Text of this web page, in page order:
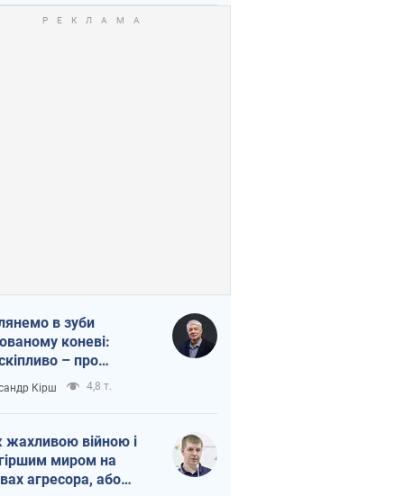
в зуби
коневі:
– про
Україні
Кірш 4,8 т.
жахливою війною і
миром на
агресора, або